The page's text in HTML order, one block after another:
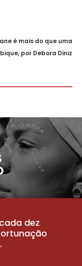
é mais do que uma
por Debora Diniz
dez